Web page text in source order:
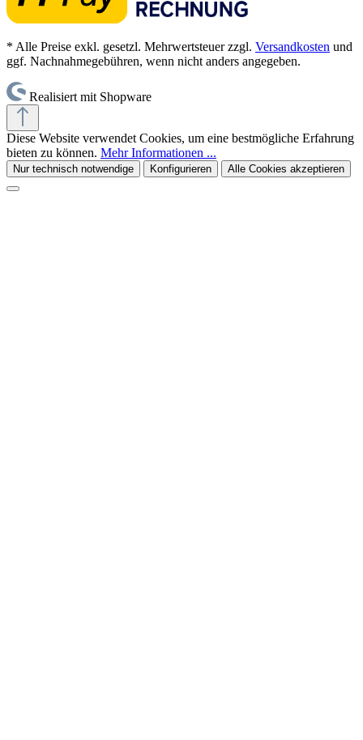
* Alle Preise exkl. gesetzl. Mehrwertsteuer zzgl. Versandkosten und
ggf. Nachnahmegebühren, wenn nicht anders angegeben.
Realisiert mit Shopware
Diese Website verwendet Cookies, um eine bestmögliche Erfahrung
bieten zu können. Mehr Informationen ...
Nur technisch notwendige Konfigurieren Alle Cookies akzeptieren